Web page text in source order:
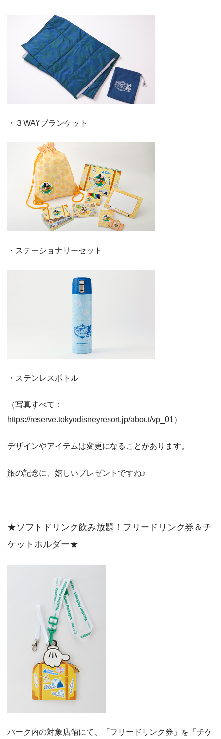
・３WAYブランケット
・ステーショナリーセット
・ステンレスボトル
（写真すべて：
https://reserve.tokyodisneyresort.jp/about/vp_01）
デザインやアイテムは変更になることがあります。
旅の記念に、嬉しいプレゼントですね♪
★ソフトドリンク飲み放題！フリードリンク券＆チ
ケットホルダー★
パーク内の対象店舗にて、「フリードリンク券」を「チケ